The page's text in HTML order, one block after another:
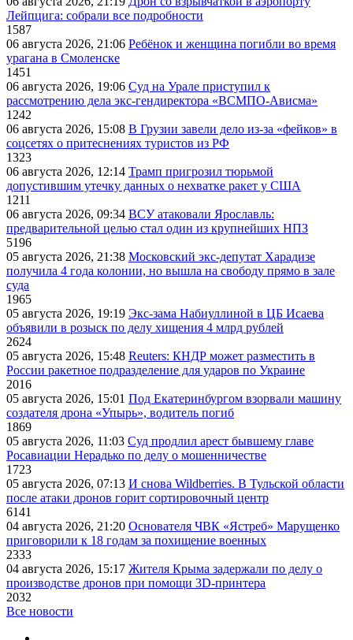
Лейпцига: собрали все подробности
1587
06 августа 2026, 21:06 Ребёнок и женщина погибли во время
урагана в Смоленске
1451
06 августа 2026, 19:06 Суд на Урале приступил к
рассмотрению дела экс-гендиректора «ВСМПО-Ависма»
1242
06 августа 2026, 15:08 В Грузии завели дело из-за «фейков» в
соцсетях о притеснениях туристов из РФ
1323
06 августа 2026, 12:14 Трамп пригрозил тюрьмой
допустившим утечку данных о нехватке ракет у США
1211
06 августа 2026, 09:34 ВСУ атаковали Ярославль:
предварительной целью стал один из крупнейших НПЗ
5196
05 августа 2026, 21:38 Московский экс-депутат Харадизе
получила 4 года колонии, но вышла на свободу прямо в зале
суда
1965
05 августа 2026, 19:19 Экс-зама Набиуллиной в ЦБ Исаева
объявили в розыск по делу хищения 4 млрд рублей
2624
05 августа 2026, 15:48 Reuters: КНДР может разместить в
России ракетное подразделение для ударов по Украине
2016
05 августа 2026, 15:01 Под Екатеринбургом взорвали машину
создателя дрона «Упырь», водитель погиб
1869
05 августа 2026, 11:03 Суд продлил арест бывшему главе
Росавиации Нерадько по делу о мошенничестве
1723
05 августа 2026, 07:13 И снова Wildberries. В Тульской области
после атаки дронов горит сортировочный центр
6141
04 августа 2026, 21:20 Основателя ЧВК «Ястреб» Марущенко
приговорили к 18 годам за похищение военных
2333
04 августа 2026, 15:17 Жителя Крыма задержали по делу о
производстве дронов при помощи 3D‑принтера
2032
Все новости